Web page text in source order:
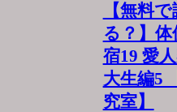
【無料
る？】
宿19 愛
大生編5
究室】